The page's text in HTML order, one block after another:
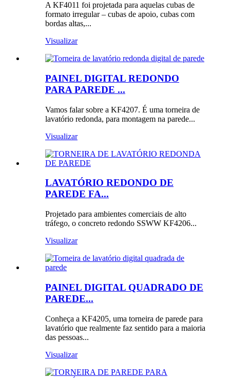
A KF4011 foi projetada para aquelas cubas de
formato irregular – cubas de apoio, cubas com
bordas altas,...
Visualizar
PAINEL DIGITAL REDONDO
PARA PAREDE ...
Vamos falar sobre a KF4207. É uma torneira de
lavatório redonda, para montagem na parede...
Visualizar
LAVATÓRIO REDONDO DE
PAREDE FA...
Projetado para ambientes comerciais de alto
tráfego, o concreto redondo SSWW KF4206...
Visualizar
PAINEL DIGITAL QUADRADO DE
PAREDE...
Conheça a KF4205, uma torneira de parede para
lavatório que realmente faz sentido para a maioria
das pessoas...
Visualizar